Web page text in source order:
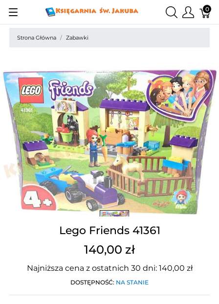
0
Strona Główna Zabawki
Lego Friends 41361
140,00 zł
Najniższa cena z ostatnich 30 dni: 140,00 zł
DOSTĘPNOŚĆ: NA STANIE